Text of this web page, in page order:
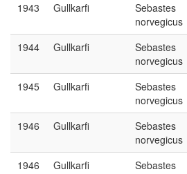
1943 Gullkarfi
Sebastes
norvegicus
1944 Gullkarfi
Sebastes
norvegicus
1945 Gullkarfi
Sebastes
norvegicus
1946 Gullkarfi
Sebastes
norvegicus
1946 Gullkarfi
Sebastes